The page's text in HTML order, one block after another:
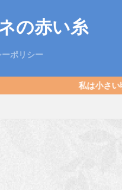
の赤い糸
ポリシー
小さい頃キョンシーでした。あ